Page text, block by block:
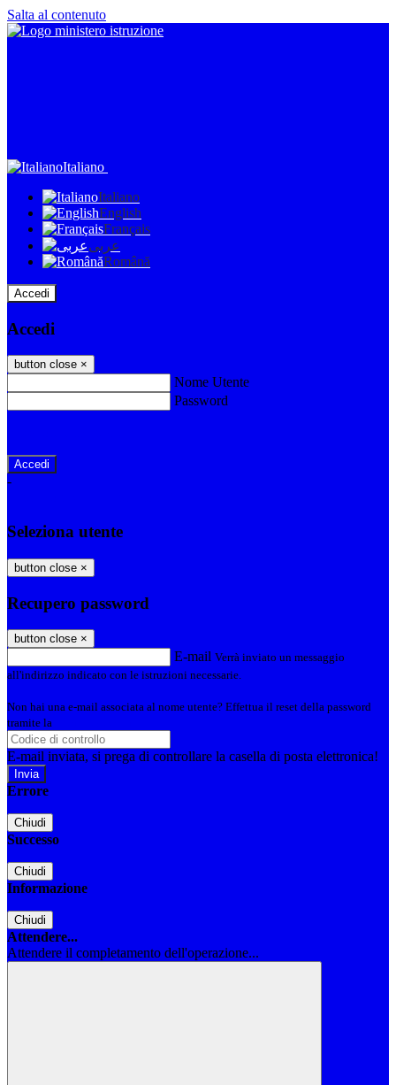
Salta al contenuto
Italiano
Italiano
English
Français
عربى
Română
Accedi
Accedi
button close ×
Nome Utente
Password
-
Seleziona utente
button close ×
Recupero password
button close ×
E-mail Verrà inviato un messaggio
all'indirizzo indicato con le istruzioni necessarie.
Non hai una e-mail associata al nome utente? Effettua il reset della password
tramite la
E-mail inviata, si prega di controllare la casella di posta elettronica!
Errore
Chiudi
Successo
Chiudi
Informazione
Chiudi
Attendere...
Attendere il completamento dell'operazione...